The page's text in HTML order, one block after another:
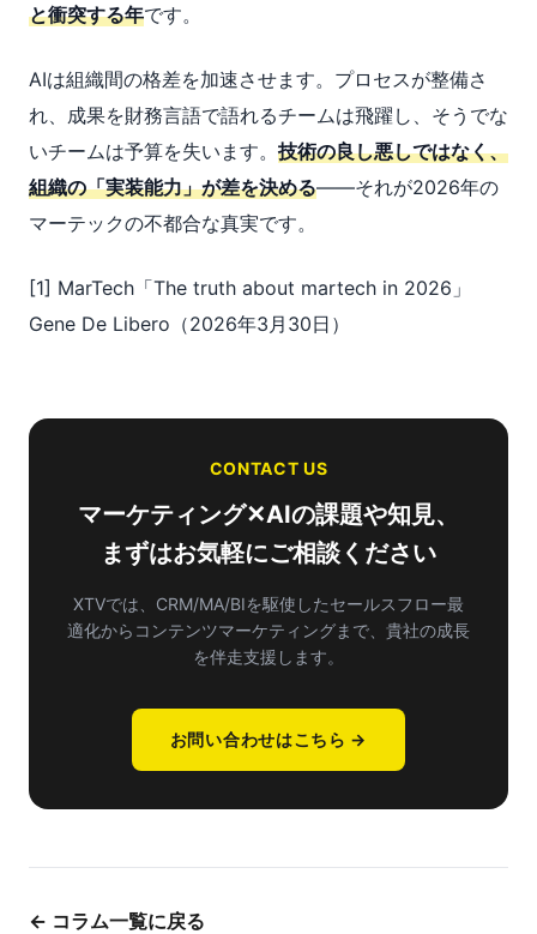
と衝突する年です。
AIは組織間の格差を加速させます。プロセスが整備さ
れ、成果を財務言語で語れるチームは飛躍し、そうでな
いチームは予算を失います。 技術の良し悪しではなく、
組織の「実装能力」が差を決める——それが2026年の
マーテックの不都合な真実です。
[1] MarTech「The truth about martech in 2026」
Gene De Libero（2026年3月30日）
CONTACT US
マーケティング✕AIの課題や知見、
まずはお気軽にご相談ください
XTVでは、CRM/MA/BIを駆使したセールスフロー最
適化から コンテンツマーケティングまで、貴社の成長
を伴走支援します。
お問い合わせはこちら →
← コラム一覧に戻る